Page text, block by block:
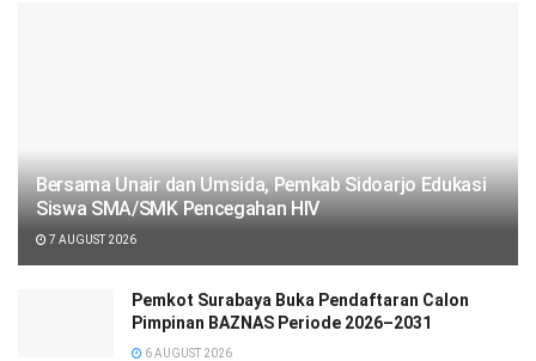
Bersama Unair dan Umsida, Pemkab Sidoarjo Edukasi
Siswa SMA/SMK Pencegahan HIV
7 AUGUST 2026
Pemkot Surabaya Buka Pendaftaran Calon
Pimpinan BAZNAS Periode 2026–2031
6 AUGUST 2026